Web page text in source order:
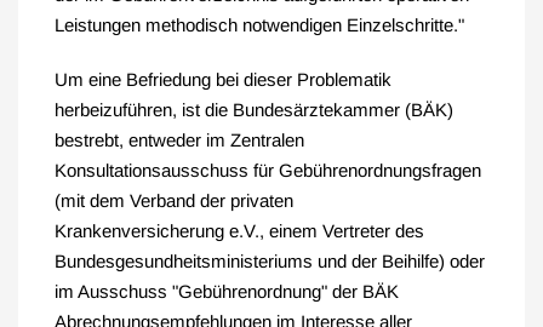
Leistungen methodisch notwendigen Einzelschritte."
Um eine Befriedung bei dieser Problematik
herbeizuführen, ist die Bundesärztekammer (BÄK)
bestrebt, entweder im Zentralen
Konsultationsausschuss für Gebührenordnungsfragen
(mit dem Verband der privaten
Krankenversicherung e.V., einem Vertreter des
Bundesgesundheitsministeriums und der Beihilfe) oder
im Ausschuss "Gebührenordnung" der BÄK
Abrechnungsempfehlungen im Interesse aller